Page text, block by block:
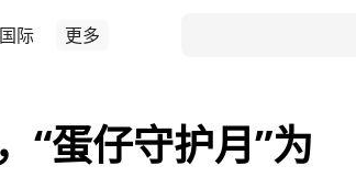
国际 更多
“蛋仔守护月”为